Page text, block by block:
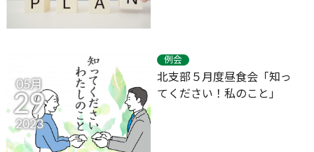
05月
29
2023
例会
北支部５月度昼食会「知っ
てください！私のこと」